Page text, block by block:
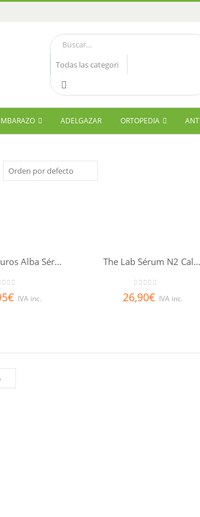
ADELGAZAR ORTOPEDIA
Dr. Arthouros Alba Sérum Acné y Envejecimiento Global 30ml
of 5
€ IVA inc.
The Lab Sérum N2 Calmante Anti Imperfecciones 30 ml
0 out of 5
26,90€ IVA inc.